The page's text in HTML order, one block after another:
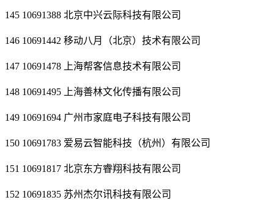
145 10691388 北京中兴云际科技有限公司
146 10691442 移动八月（北京）技术有限公司
147 10691478 上海帮客信息技术有限公司
148 10691495 上海善林文化传播有限公司
149 10691694 广州市家庭电子科技有限公司
150 10691783 爱易云智能科技（杭州）有限公司
151 10691817 北京东方睿翔科技有限公司
152 10691835 苏州杰尔讯科技有限公司